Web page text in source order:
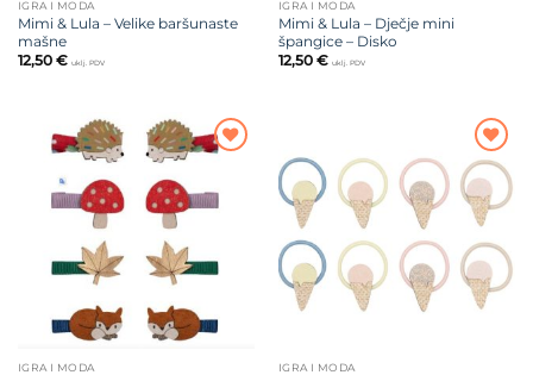
IGRA I MODA
Mimi & Lula – Velike baršunaste
mašne
12,50 € uklj. PDV
IGRA I MODA
Mimi & Lula – Dječje mini
špangice – Disko
12,50 € uklj. PDV
želja
IGRA I MODA
Dodajte
na listu
želja
IGRA I MODA